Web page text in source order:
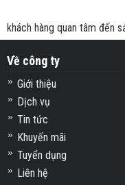
khách hàng quan tâm đến
Về công ty
Giới thiệu
Dịch vụ
Tin tức
Khuyến mãi
Tuyển dụng
Liên hệ